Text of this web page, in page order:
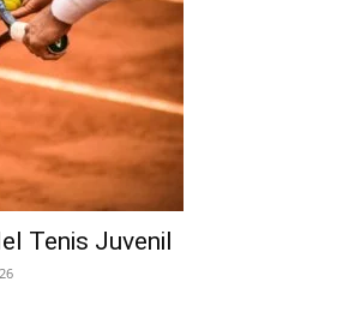
Tenis Juvenil